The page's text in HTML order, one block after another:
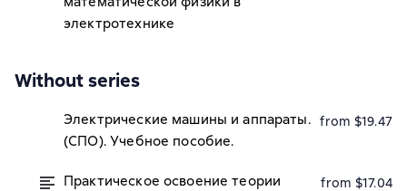
электротехнике
Without series
Электрические машины и аппараты.
(СПО). Учебное пособие.
from $19.47
Практическое освоение теории
from $17.04